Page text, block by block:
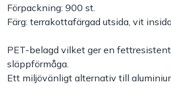
Monin
Handla efter bransch
Förpackning: 900 st.
Färg: terrakottafärgad utsida, vit
PET-belagd vilket ger en
släppförmåga.
Ett miljövänligt alternativ till